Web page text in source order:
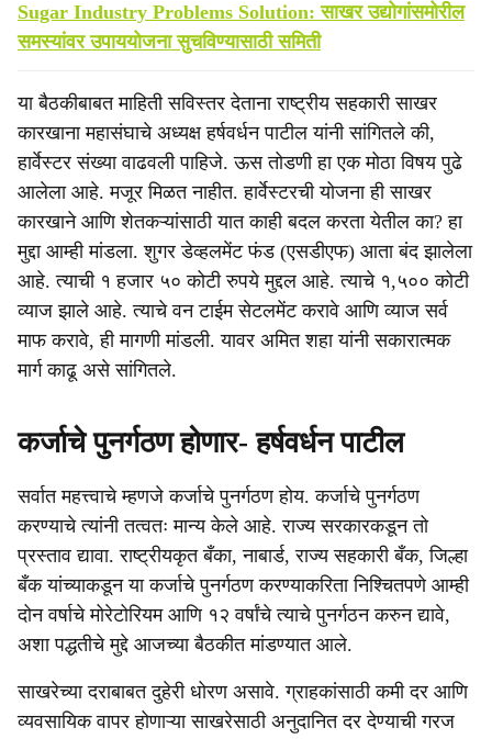
Sugar Industry Problems Solution: साखर उद्योगांसमोरील
समस्यांवर उपाययोजना सुचविण्यासाठी समिती
या बैठकीबाबत माहिती सविस्तर देताना राष्ट्रीय सहकारी साखर
कारखाना महासंघाचे अध्यक्ष हर्षवर्धन पाटील यांनी सांगितले की,
हार्वेस्टर संख्या वाढवली पाहिजे. ऊस तोडणी हा एक मोठा विषय पुढे
आलेला आहे. मजूर मिळत नाहीत. हार्वेस्टरची योजना ही साखर
कारखाने आणि शेतकऱ्यांसाठी यात काही बदल करता येतील का? हा
मुद्दा आम्ही मांडला. शुगर डेव्हलमेंट फंड (एसडीएफ) आता बंद झालेला
आहे. त्याची १ हजार ५० कोटी रुपये मुद्दल आहे. त्याचे १,५०० कोटी
व्याज झाले आहे. त्याचे वन टाईम सेटलमेंट करावे आणि व्याज सर्व
माफ करावे, ही मागणी मांडली. यावर अमित शहा यांनी सकारात्मक
मार्ग काढू असे सांगितले.
कर्जाचे पुनर्गठण होणार- हर्षवर्धन पाटील
सर्वात महत्त्वाचे म्हणजे कर्जाचे पुनर्गठण होय. कर्जाचे पुनर्गठण
करण्याचे त्यांनी तत्वतः मान्य केले आहे. राज्य सरकारकडून तो
प्रस्ताव द्यावा. राष्ट्रीयकृत बँका, नाबार्ड, राज्य सहकारी बँक, जिल्हा
बँक यांच्याकडून या कर्जाचे पुनर्गठण करण्याकरिता निश्चितपणे आम्ही
दोन वर्षाचे मोरेटोरियम आणि १२ वर्षांचे त्याचे पुनर्गठन करुन द्यावे,
अशा पद्धतीचे मुद्दे आजच्या बैठकीत मांडण्यात आले.
साखरेच्या दराबाबत दुहेरी धोरण असावे. ग्राहकांसाठी कमी दर आणि
व्यवसायिक वापर होणाऱ्या साखरेसाठी अनुदानित दर देण्याची गरज